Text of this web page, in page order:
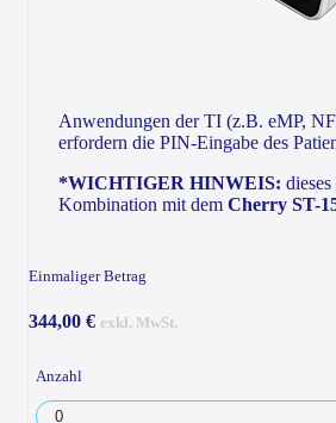
Anwendungen der TI (z.B. eMP,
erfordern die PIN-Eingabe des
*WICHTIGER HINWEIS:
Kombination mit dem Cherry ST-
Einmaliger Betrag
344,00 € exkl. MwSt.
Anzahl